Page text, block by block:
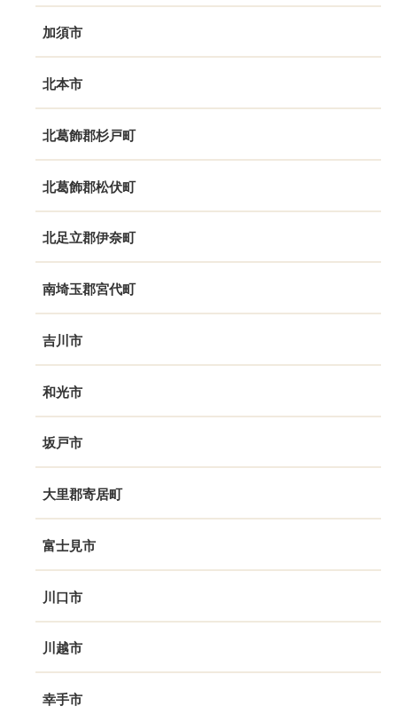
加須市
北本市
北葛飾郡杉戸町
北葛飾郡松伏町
北足立郡伊奈町
南埼玉郡宮代町
吉川市
和光市
坂戸市
大里郡寄居町
富士見市
川口市
川越市
幸手市